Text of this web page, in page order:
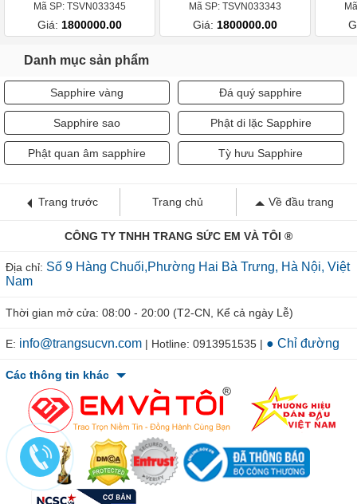
Mã SP: TSVN033345
Giá: 1800000.00
Mã SP: TSVN033343
Giá: 1800000.00
Danh mục sản phẩm
Sapphire vàng Đá quý sapphire
Sapphire sao Phật di lặc Sapphire
Phật quan âm sapphire Tỳ hưu Sapphire
Trang trước Trang chủ Về đầu trang
CÔNG TY TNHH TRANG SỨC EM VÀ TÔI ®
Địa chỉ: Số 9 Hàng Chuối,Phường Hai Bà Trưng, Hà Nội, Việt
Nam
Thời gian mở cửa: 08:00 - 20:00 (T2-CN, Kể cả ngày Lễ)
E: info@trangsucvn.com | Hotline: 0913951535 | ● Chỉ đường
Các thông tin khác